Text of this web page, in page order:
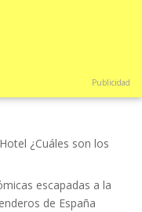
Publicidad
¿Cuáles son los
escapadas a la
de España